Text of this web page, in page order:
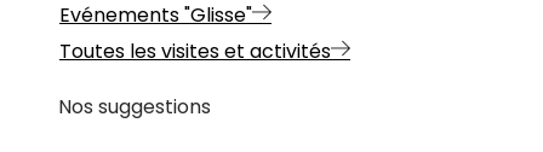
Evénements "Glisse"
Toutes les visites et activités
Nos suggestions